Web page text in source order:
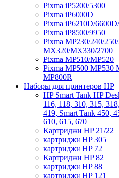
Pixma iP5200/5300
Pixma iP6000D
Pixma iP6210D/
Pixma iP8500/9950
Pixma MP230/240/
MX320/MX330/2700
Pixma MP510/MP520
Pixma MP500 MP530
MP800R
Наборы для принтеров HP
HP Smart Tank HP
116, 118, 310, 315,
419, Smart Tank 450,
610, 615, 670
Картриджи HP 21/22
картриджи HP 305
картриджи HP 72
Картриджи HP 82
картриджи HP 88
картриджи HP 121